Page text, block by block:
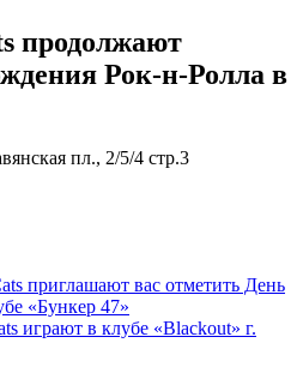
продолжают
Рок-н-Ролла в
пл., 2/5/4 стр.3
приглашают вас отметить День
«Бункер 47»
играют в клубе «Blackout» г.